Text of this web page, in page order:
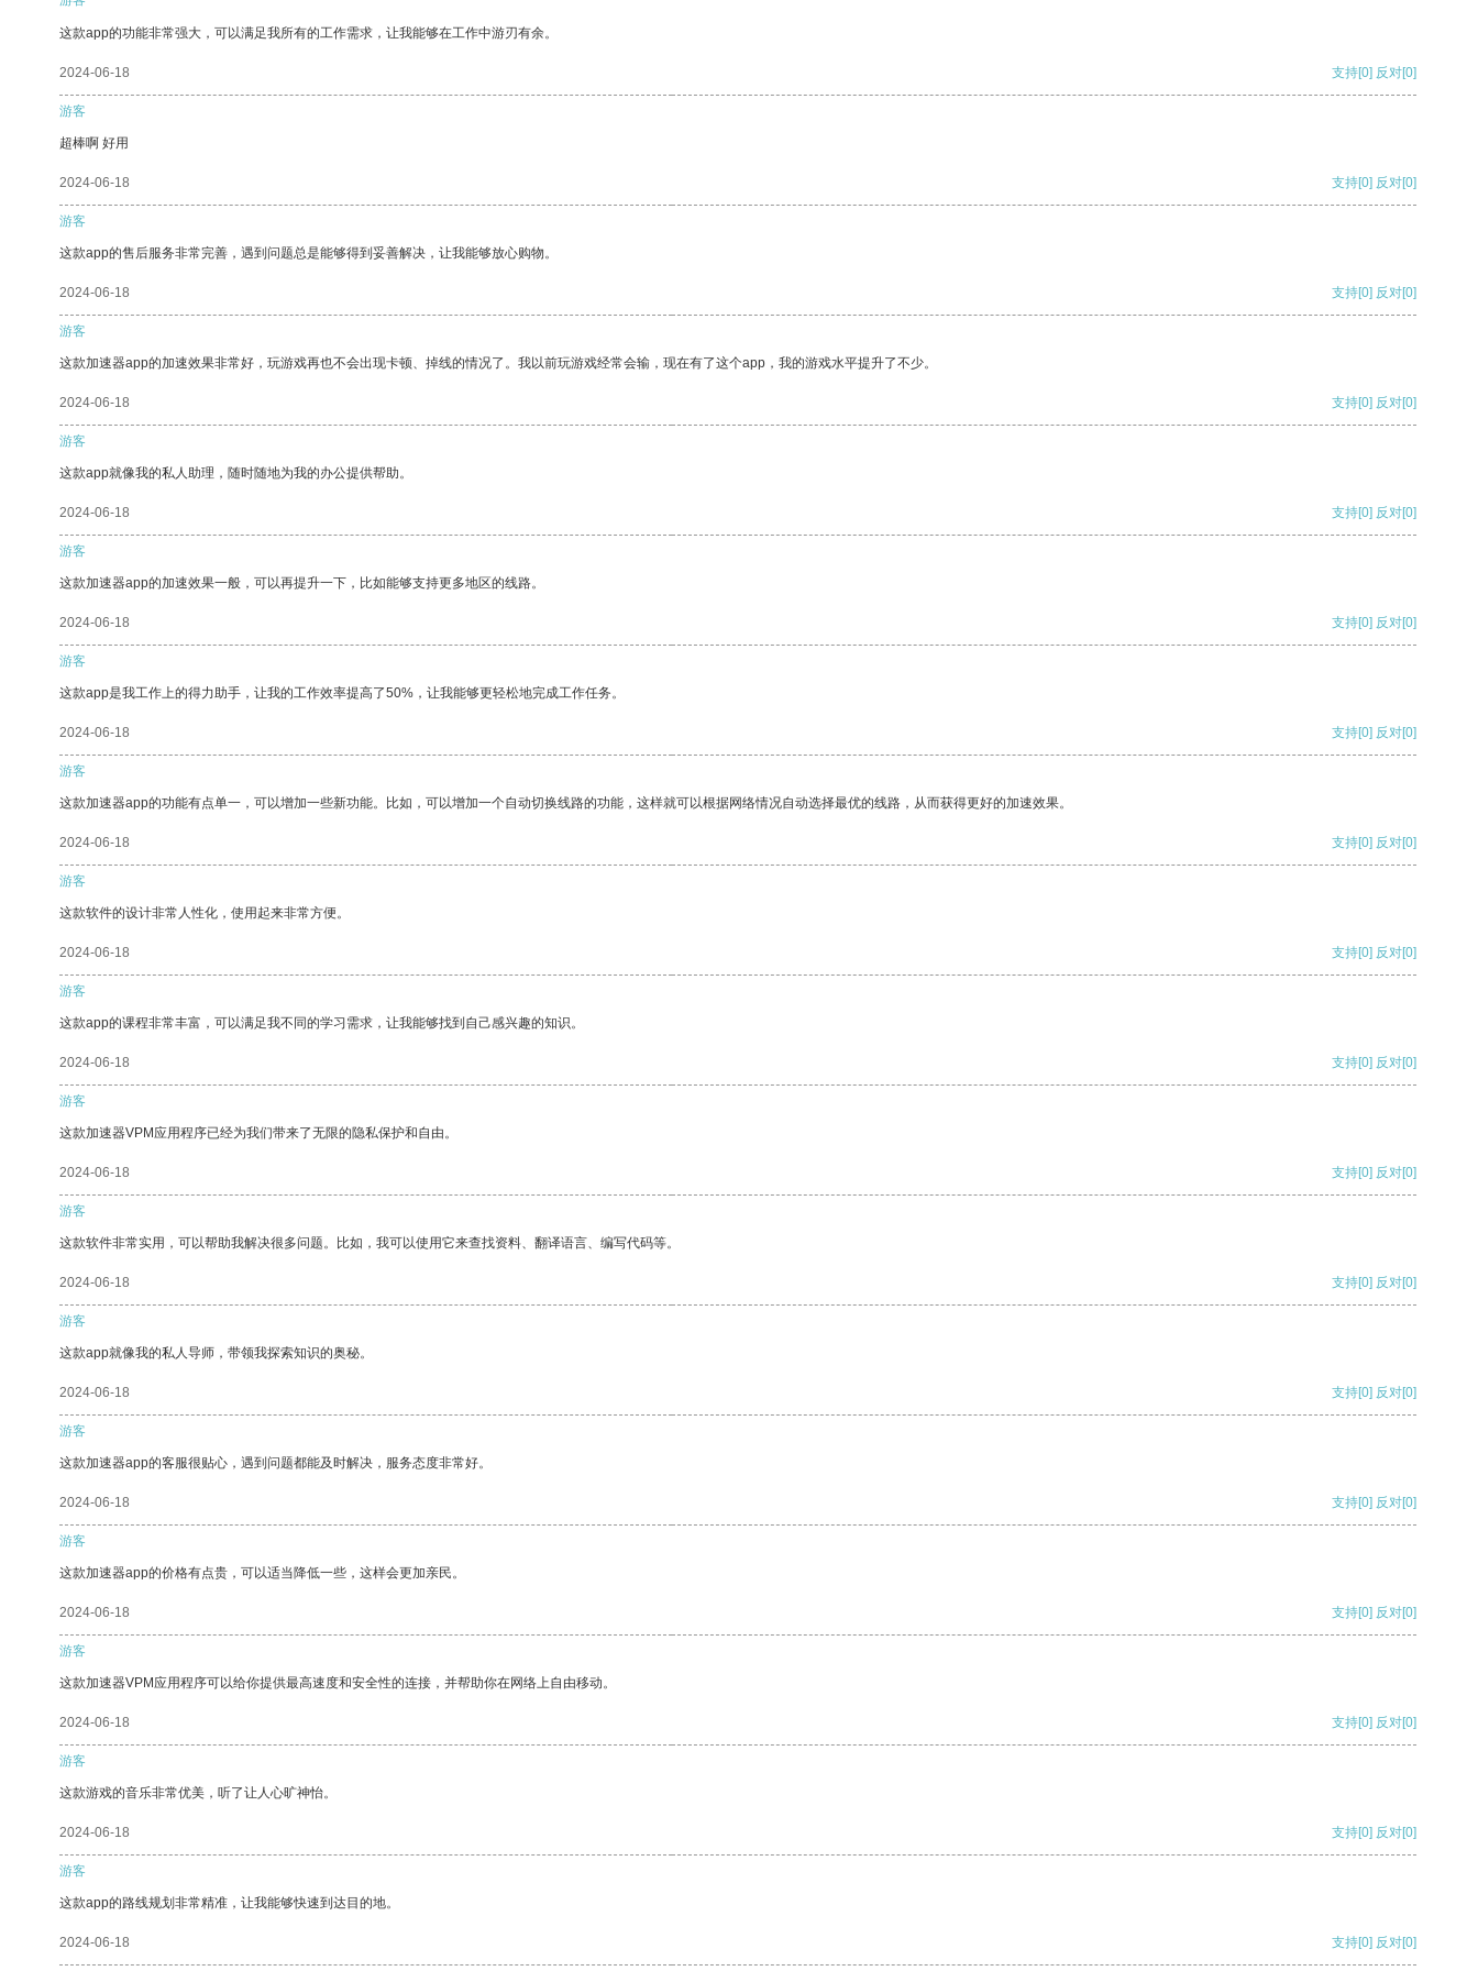
这款app的功能非常强大，可以满足我所有的工作需求，让我能够在工作中游刃有余。
2024-06-18 支持[0] 反对[0]
游客
超棒啊 好用
2024-06-18 支持[0] 反对[0]
游客
这款app的售后服务非常完善，遇到问题总是能够得到妥善解决，让我能够放心购物。
2024-06-18 支持[0] 反对[0]
游客
这款加速器app的加速效果非常好，玩游戏再也不会出现卡顿、掉线的情况了。我以前玩游戏经常会输，现在有了这个app，我的游戏水平提升了不少。
2024-06-18 支持[0] 反对[0]
游客
这款app就像我的私人助理，随时随地为我的办公提供帮助。
2024-06-18 支持[0] 反对[0]
游客
这款加速器app的加速效果一般，可以再提升一下，比如能够支持更多地区的线路。
2024-06-18 支持[0] 反对[0]
游客
这款app是我工作上的得力助手，让我的工作效率提高了50%，让我能够更轻松地完成工作任务。
2024-06-18 支持[0] 反对[0]
游客
这款加速器app的功能有点单一，可以增加一些新功能。比如，可以增加一个自动切换线路的功能，这样就可以根据网络情况自动选择最优的线路，从而获得更好的加速效果。
2024-06-18 支持[0] 反对[0]
游客
这款软件的设计非常人性化，使用起来非常方便。
2024-06-18 支持[0] 反对[0]
游客
这款app的课程非常丰富，可以满足我不同的学习需求，让我能够找到自己感兴趣的知识。
2024-06-18 支持[0] 反对[0]
游客
这款加速器VPM应用程序已经为我们带来了无限的隐私保护和自由。
2024-06-18 支持[0] 反对[0]
游客
这款软件非常实用，可以帮助我解决很多问题。比如，我可以使用它来查找资料、翻译语言、编写代码等。
2024-06-18 支持[0] 反对[0]
游客
这款app就像我的私人导师，带领我探索知识的奥秘。
2024-06-18 支持[0] 反对[0]
游客
这款加速器app的客服很贴心，遇到问题都能及时解决，服务态度非常好。
2024-06-18 支持[0] 反对[0]
游客
这款加速器app的价格有点贵，可以适当降低一些，这样会更加亲民。
2024-06-18 支持[0] 反对[0]
游客
这款加速器VPM应用程序可以给你提供最高速度和安全性的连接，并帮助你在网络上自由移动。
2024-06-18 支持[0] 反对[0]
游客
这款游戏的音乐非常优美，听了让人心旷神怡。
2024-06-18 支持[0] 反对[0]
游客
这款app的路线规划非常精准，让我能够快速到达目的地。
2024-06-18 支持[0] 反对[0]